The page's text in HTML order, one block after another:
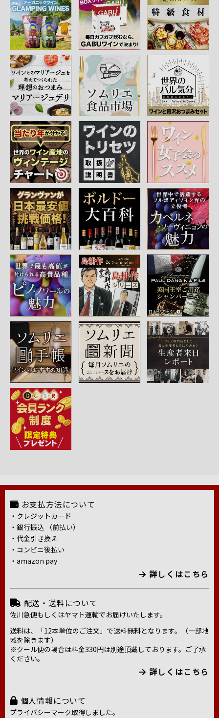
お支払方法について
・クレジットカード
・銀行振込 （前払い）
・代金引き換え
・コンビニ後払い
・amazon pay
詳しくはこちら
配送・送料について
佐川急便もしくはヤマト運輸でお届けいたします。
送料は、「12本単位のご注文」で送料無料となります。（一部地
域を除きます）
※クール便の場合は料金330円は別途頂戴しております。ご了承
ください。
詳しくはこちら
個人情報について
プライバシーマーク取得しました。